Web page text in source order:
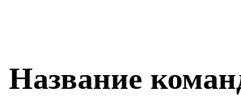
Название